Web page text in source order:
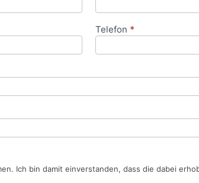
Telefon *
Ich bin damit einverstanden, dass die dabei